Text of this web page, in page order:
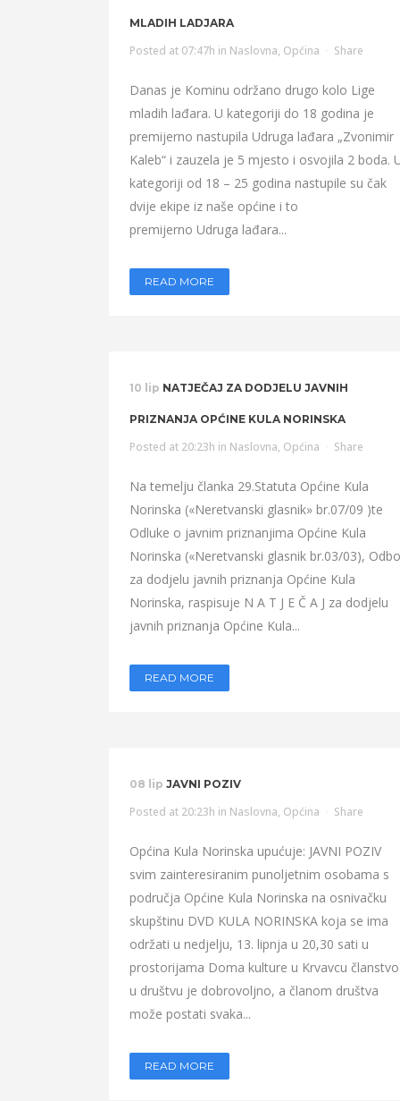
MLADIH LADJARA
Posted at 07:47h in Naslovna, Općina Share
Danas je Kominu održano drugo kolo Lige
mladih lađara. U kategoriji do 18 godina je
premijerno nastupila Udruga lađara „Zvonimir
Kaleb“ i zauzela je 5 mjesto i osvojila 2 boda.
kategoriji od 18 – 25 godina nastupile su čak
dvije ekipe iz naše općine i to
premijerno Udruga lađara...
READ MORE
10 lip NATJEČAJ ZA DODJELU JAVNIH
PRIZNANJA OPĆINE KULA NORINSKA
Posted at 20:23h in Naslovna, Općina Share
Na temelju članka 29.Statuta Općine Kula
Norinska («Neretvanski glasnik» br.07/09 )te
Odluke o javnim priznanjima Općine Kula
Norinska («Neretvanski glasnik br.03/03),
za dodjelu javnih priznanja Općine Kula
Norinska, raspisuje N A T J E Č A J za dodjelu
javnih priznanja Općine Kula...
READ MORE
08 lip JAVNI POZIV
Posted at 20:23h in Naslovna, Općina Share
Općina Kula Norinska upućuje: JAVNI POZIV
svim zainteresiranim punoljetnim osobama s
područja Općine Kula Norinska na osnivačku
skupštinu DVD KULA NORINSKA koja se ima
održati u nedjelju, 13. lipnja u 20,30 sati u
prostorijama Doma kulture u Krvavcu članstvo
u društvu je dobrovoljno, a članom društva
može postati svaka...
READ MORE